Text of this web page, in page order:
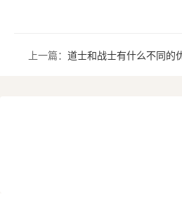
上一篇： 道士和战士有什么不同的